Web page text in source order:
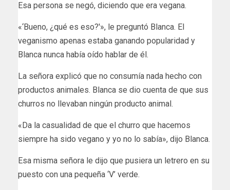
Esa persona se negó, diciendo que era vegana.
«‘Bueno, ¿qué es eso?'», le preguntó Blanca. El
veganismo apenas estaba ganando popularidad y
Blanca nunca había oído hablar de él.
La señora explicó que no consumía nada hecho con
productos animales. Blanca se dio cuenta de que sus
churros no llevaban ningún producto animal.
«Da la casualidad de que el churro que hacemos
siempre ha sido vegano y yo no lo sabía», dijo Blanca.
Esa misma señora le dijo que pusiera un letrero en su
puesto con una pequeña ‘V’ verde.